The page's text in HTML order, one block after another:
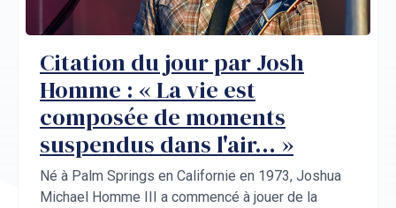
Citation du jour par Josh
Homme : « La vie est
composée de moments
suspendus dans l'air… »
Né à Palm Springs en Californie en 1973, Joshua
Michael Homme III a commencé à jouer de la